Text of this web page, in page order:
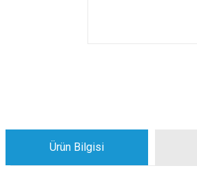
Ürün Bilgisi